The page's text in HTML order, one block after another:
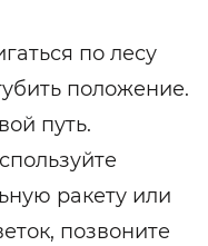
по лесу
положение.
путь.
ракету или
позвоните